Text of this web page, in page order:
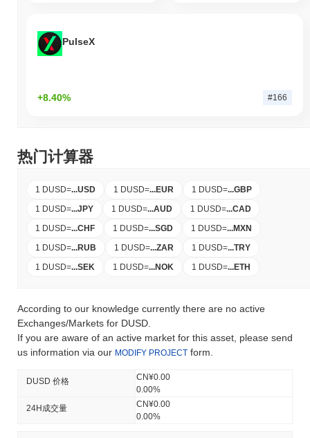
PulseX
+8.40% #166
热门计算器
1 DUSD=...USD 1 DUSD=...EUR 1 DUSD=...GBP
1 DUSD=...JPY 1 DUSD=...AUD 1 DUSD=...CAD
1 DUSD=...CHF 1 DUSD=...SGD 1 DUSD=...MXN
1 DUSD=...RUB 1 DUSD=...ZAR 1 DUSD=...TRY
1 DUSD=...SEK 1 DUSD=...NOK 1 DUSD=...ETH
According to our knowledge currently there are no active
Exchanges/Markets for DUSD.
If you are aware of an active market for this asset, please send
us information via our MODIFY PROJECT form.
DUSD 价格
CN¥0.00
0.00%
24H成交量
CN¥0.00
0.00%